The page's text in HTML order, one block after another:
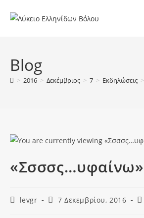
Blog
> 2016 > Δεκέμβριος > 7 > Εκδηλώσεις >
«Σσσσς…υφαίνω»
levgr 7 Δεκεμβρίου, 2016